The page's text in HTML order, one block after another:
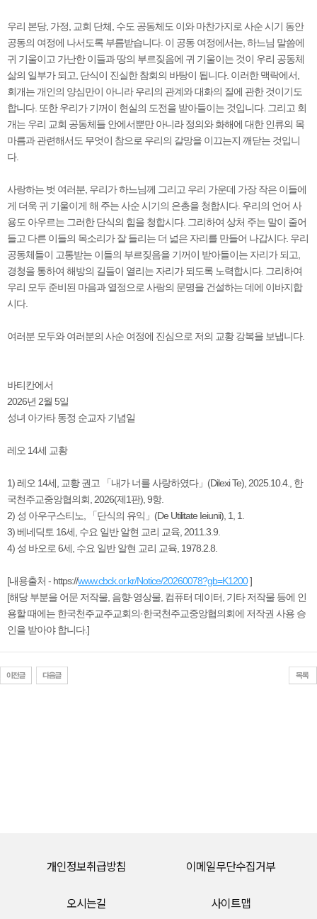
우리 본당, 가정, 교회 단체, 수도 공동체도 이와 마찬가지로 사순 시기 동안
공동의 여정에 나서도록 부름받습니다. 이 공동 여정에서는, 하느님 말씀에
귀 기울이고 가난한 이들과 땅의 부르짖음에 귀 기울이는 것이 우리 공동체
삶의 일부가 되고, 단식이 진실한 참회의 바탕이 됩니다. 이러한 맥락에서,
회개는 개인의 양심만이 아니라 우리의 관계와 대화의 질에 관한 것이기도
합니다. 또한 우리가 기꺼이 현실의 도전을 받아들이는 것입니다. 그리고 회
개는 우리 교회 공동체들 안에서뿐만 아니라 정의와 화해에 대한 인류의 목
마름과 관련해서도 무엇이 참으로 우리의 갈망을 이끄는지 깨닫는 것입니
다.
사랑하는 벗 여러분, 우리가 하느님께 그리고 우리 가운데 가장 작은 이들에
게 더욱 귀 기울이게 해 주는 사순 시기의 은총을 청합시다. 우리의 언어 사
용도 아우르는 그러한 단식의 힘을 청합시다. 그리하여 상처 주는 말이 줄어
들고 다른 이들의 목소리가 잘 들리는 더 넓은 자리를 만들어 나갑시다. 우리
공동체들이 고통받는 이들의 부르짖음을 기꺼이 받아들이는 자리가 되고,
경청을 통하여 해방의 길들이 열리는 자리가 되도록 노력합시다. 그리하여
우리 모두 준비된 마음과 열정으로 사랑의 문명을 건설하는 데에 이바지합
시다.
여러분 모두와 여러분의 사순 여정에 진심으로 저의 교황 강복을 보냅니다.
바티칸에서
2026년 2월 5일
성녀 아가타 동정 순교자 기념일
레오 14세 교황
1) 레오 14세, 교황 권고 「내가 너를 사랑하였다」(Dilexi Te), 2025.10.4., 한
국천주교중앙협의회, 2026(제1판), 9항.
2) 성 아우구스티노, 「단식의 유익」(De Utilitate Ieiunii), 1, 1.
3) 베네딕토 16세, 수요 일반 알현 교리 교육, 2011.3.9.
4) 성 바오로 6세, 수요 일반 알현 교리 교육, 1978.2.8.
[내용출처 - https://www.cbck.or.kr/Notice/20260078?gb=K1200]
[해당 부분을 어문 저작물, 음향·영상물, 컴퓨터 데이터, 기타 저작물 등에 인
용할 때에는 한국천주교주교회의·한국천주교중앙협의회에 저작권 사용 승
인을 받아야 합니다.]​
개인정보취급방침 이메일무단수집거부
오시는길 사이트맵